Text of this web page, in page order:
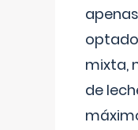
mixta,
de